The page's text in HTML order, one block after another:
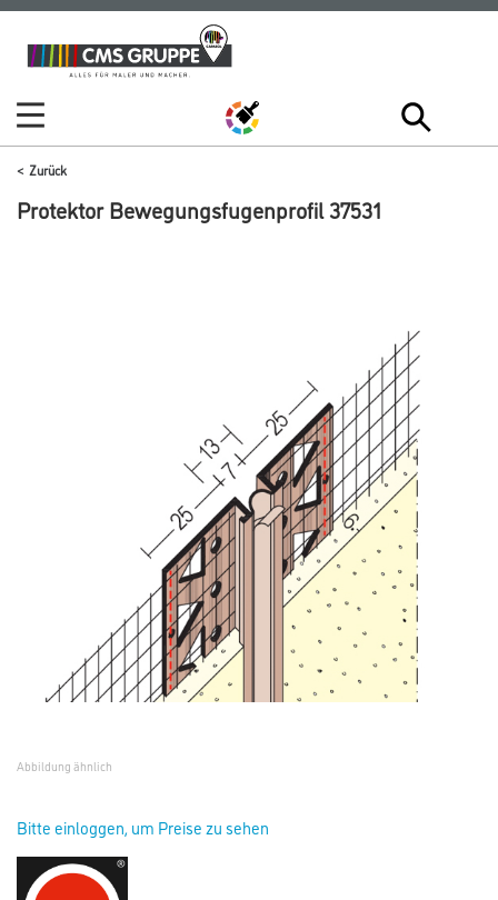
Zum
Inhalt
Zum
Navigationsmenü
Zurück
Protektor Bewegungsfugenprofil 37531
Abbildung ähnlich
Bitte einloggen, um Preise zu sehen